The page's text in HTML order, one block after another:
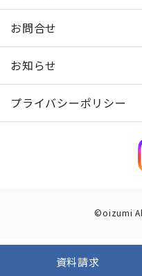
お問合せ
お知らせ
プライバシーポリシー
©oizumi
資料請求